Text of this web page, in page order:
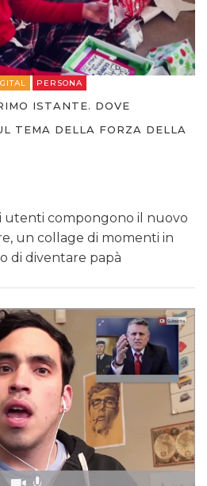
PERSONA
ISTANTE. DOVE
TEMA DELLA FORZA DELLA
utenti compongono il nuovo
un collage di momenti in
di diventare papà